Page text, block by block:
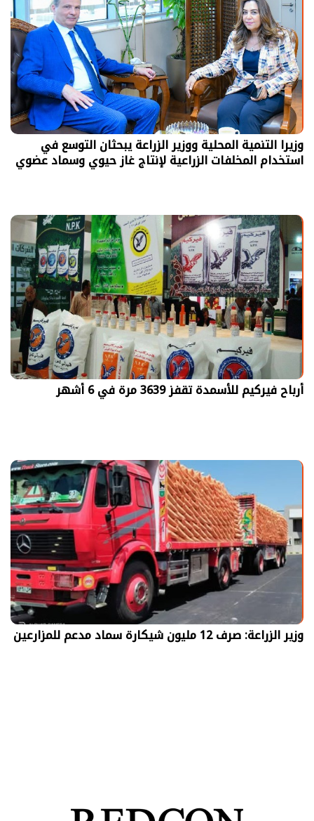
وزيرا التنمية المحلية ووزير الزراعة يبحثان التوسع في
استخدام المخلفات الزراعية لإنتاج غاز حيوي وسماد عضوي
أرباح فيركيم للأسمدة تقفز 3639 مرة في 6 أشهر
وزير الزراعة: صرف 12 مليون شيكارة سماد مدعم للمزارعين